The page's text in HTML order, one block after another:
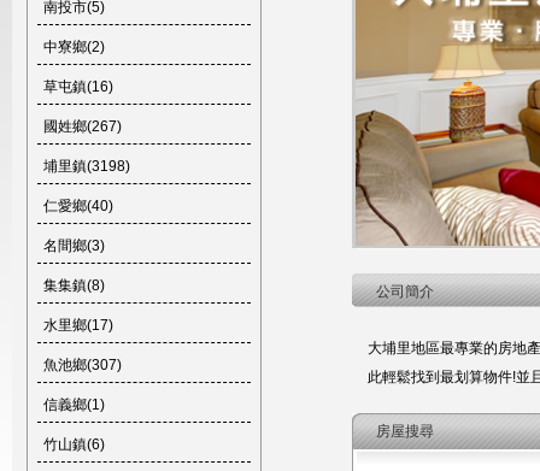
南投市(5)
中寮鄉(2)
草屯鎮(16)
國姓鄉(267)
埔里鎮(3198)
仁愛鄉(40)
名間鄉(3)
集集鎮(8)
水里鄉(17)
魚池鄉(307)
信義鄉(1)
竹山鎮(6)
公司簡介
大埔里地區最專業的房地
此輕鬆找到最划算物件!並
房屋搜尋